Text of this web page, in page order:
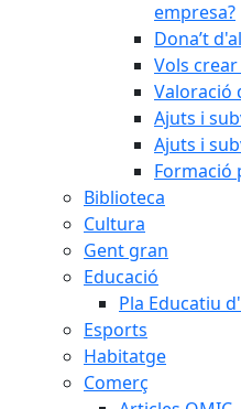
empresa?
Dona’t
Vols
Valoració
Ajuts i
Ajuts i
Formació
Biblioteca
Cultura
Gent gran
Educació
Pla Educatiu
Esports
Habitatge
Comerç